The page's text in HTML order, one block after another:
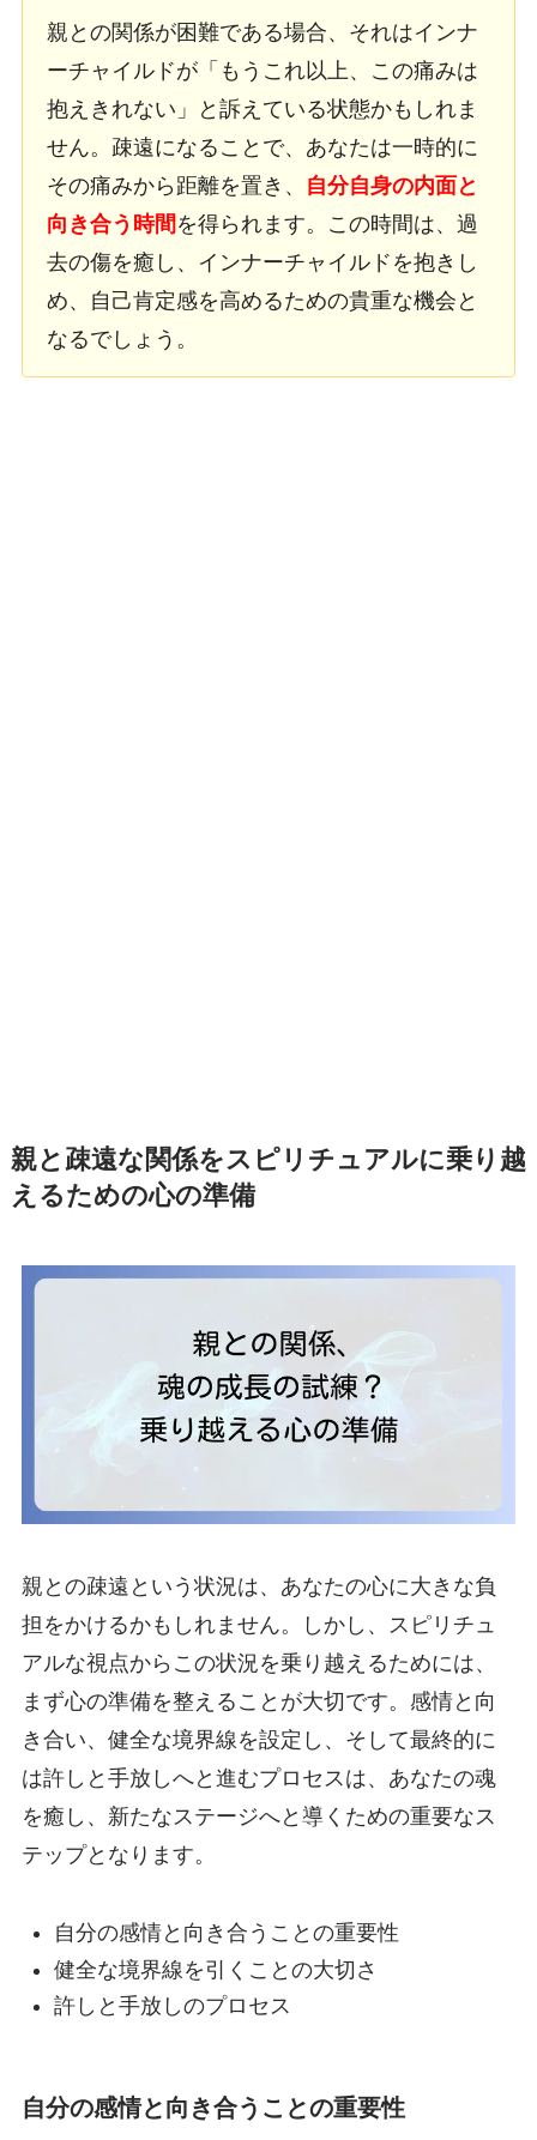
親との関係が困難である場合、それはインナ
ーチャイルドが「もうこれ以上、この痛みは
抱えきれない」と訴えている状態かもしれま
せん。疎遠になることで、あなたは一時的に
その痛みから距離を置き、
自分自身の内面と
向き合う時間 を得られます。この時間は、過
去の傷を癒し、インナーチャイルドを抱きし
め、自己肯定感を高めるための貴重な機会と
なるでしょう。
親と疎遠な関係をスピリチュアルに乗り越
えるための心の準備
親との疎遠という状況は、あなたの心に大きな負
担をかけるかもしれません。しかし、スピリチュ
アルな視点からこの状況を乗り越えるためには、
まず心の準備を整えることが大切です。感情と向
き合い、健全な境界線を設定し、そして最終的に
は許しと手放しへと進むプロセスは、あなたの魂
を癒し、新たなステージへと導くための重要なス
テップとなります。
自分の感情と向き合うことの重要性
健全な境界線を引くことの大切さ
許しと手放しのプロセス
自分の感情と向き合うことの重要性